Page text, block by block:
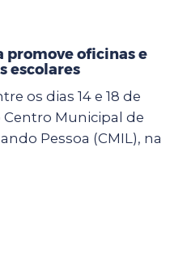
promove oficinas e
escolares
os dias 14 e 18 de
Centro Municipal de
Pessoa (CMIL), na